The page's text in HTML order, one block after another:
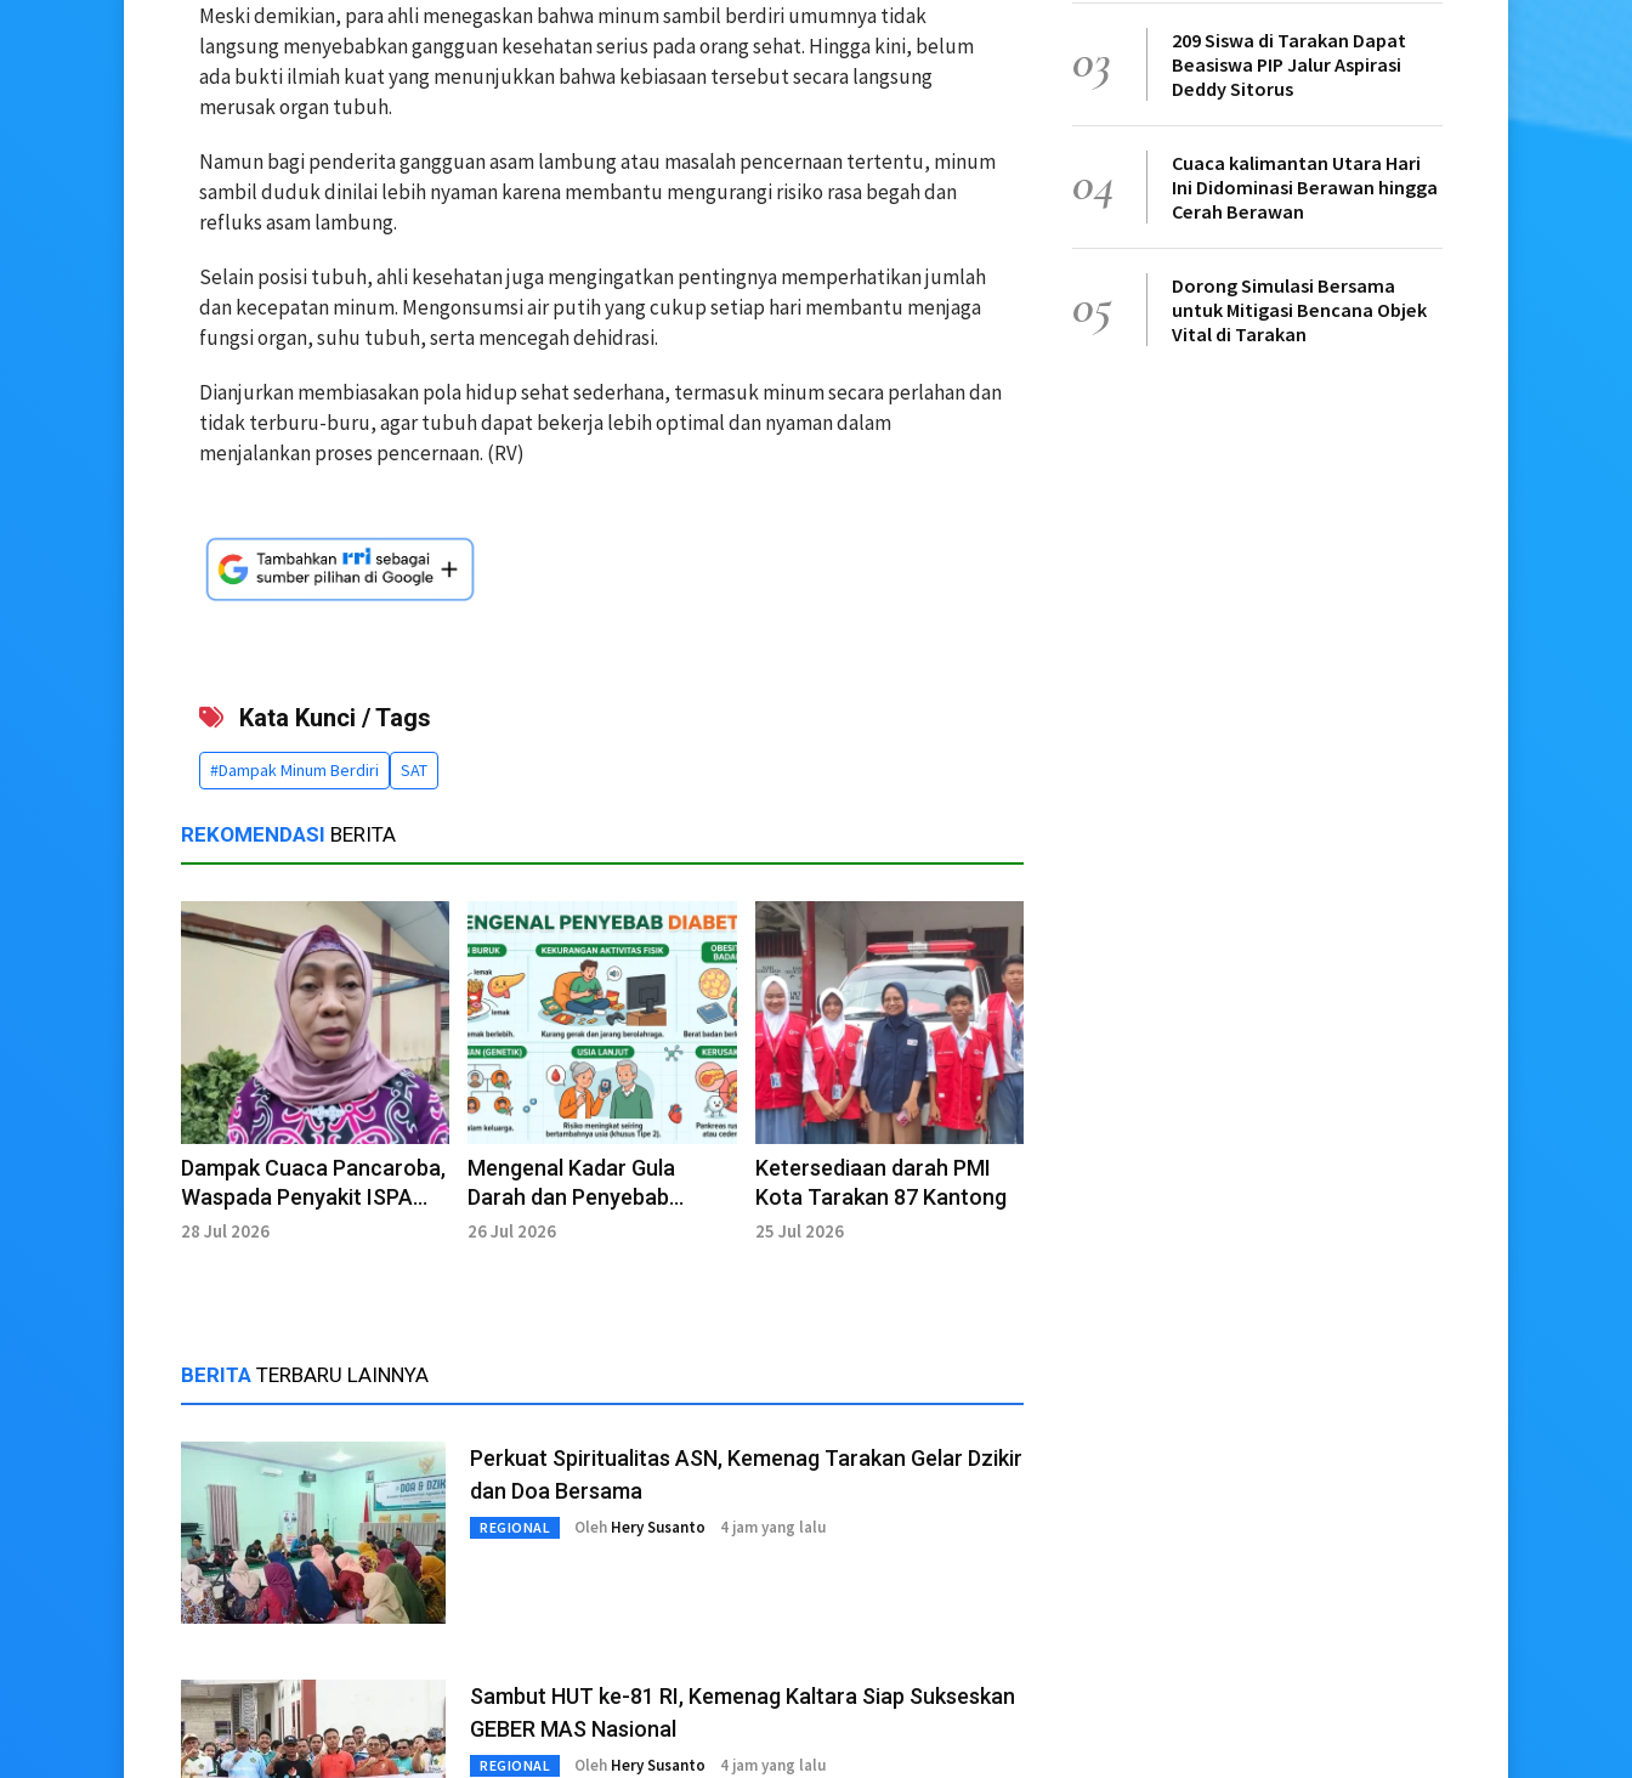
Meski demikian, para ahli menegaskan bahwa minum sambil berdiri umumnya tidak
langsung menyebabkan gangguan kesehatan serius pada orang sehat. Hingga kini, belum
ada bukti ilmiah kuat yang menunjukkan bahwa kebiasaan tersebut secara langsung
merusak organ tubuh.
Namun bagi penderita gangguan asam lambung atau masalah pencernaan tertentu, minum
sambil duduk dinilai lebih nyaman karena membantu mengurangi risiko rasa begah dan
refluks asam lambung.
Selain posisi tubuh, ahli kesehatan juga mengingatkan pentingnya memperhatikan jumlah
dan kecepatan minum. Mengonsumsi air putih yang cukup setiap hari membantu menjaga
fungsi organ, suhu tubuh, serta mencegah dehidrasi.
Dianjurkan membiasakan pola hidup sehat sederhana, termasuk minum secara perlahan dan
tidak terburu-buru, agar tubuh dapat bekerja lebih optimal dan nyaman dalam
menjalankan proses pencernaan. (RV)
Kata Kunci / Tags
#Dampak Minum Berdiri SAT
REKOMENDASI BERITA
Dampak Cuaca Pancaroba,
Waspada Penyakit ISPA
dan DBD
28 Jul 2026
Mengenal Kadar Gula
Darah dan Penyebab
Diabetes
26 Jul 2026
Ketersediaan darah PMI
Kota Tarakan 87 Kantong
25 Jul 2026
BERITA TERBARU LAINNYA
Perkuat Spiritualitas ASN, Kemenag Tarakan Gelar Dzikir
dan Doa Bersama
REGIONAL Oleh Hery Susanto 4 jam yang lalu
Sambut HUT ke-81 RI, Kemenag Kaltara Siap Sukseskan
GEBER MAS Nasional
REGIONAL Oleh Hery Susanto 4 jam yang lalu
03
209 Siswa di Tarakan Dapat
Beasiswa PIP Jalur Aspirasi
Deddy Sitorus
04
Cuaca kalimantan Utara Hari
Ini Didominasi Berawan hingga
Cerah Berawan
05
Dorong Simulasi Bersama
untuk Mitigasi Bencana Objek
Vital di Tarakan